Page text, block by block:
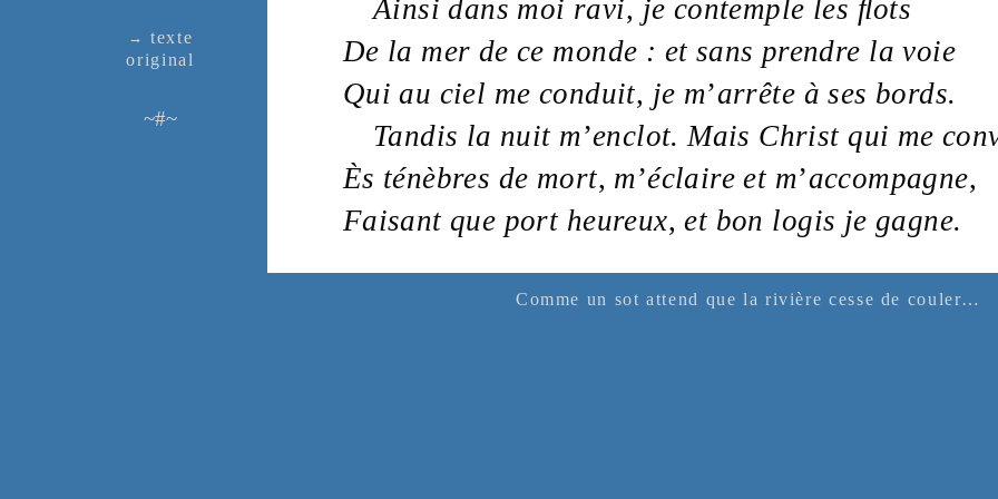
→ texte
ori­ginal
~#~
Ainsi dans moi ravi, je contemple les ﬂots
De la mer de ce monde : et sans prendre lavoie
Qui au ciel me conduit, je m’arrête à ses bords.
Tandis la nuit m’enclot. Mais Christ qui me
Ès ténèbres de mort, m’éclaire et m’accompagne,
Faisant que port heureux, et bon logis je gagne.
Comme un sot attend que la rivière cesse de couler…